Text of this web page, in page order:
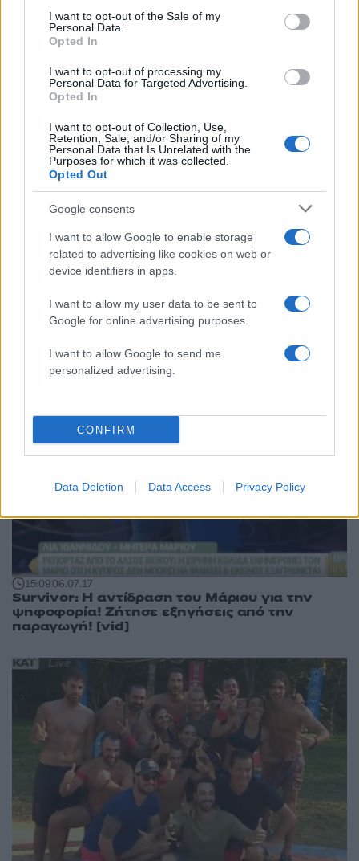
consent section.
I want to opt-out of the Sale of my
Personal Data.
Opted In
I want to opt-out of processing my
Personal Data for Targeted Advertising.
Opted In
I want to opt-out of Collection, Use,
Retention, Sale, and/or Sharing of my
Personal Data that Is Unrelated with the
Purposes for which it was collected.
Opted Out
Google consents
I want to allow Google to enable storage
related to advertising like cookies on web or
device identifiers in apps.
I want to allow my user data to be sent to
Google for online advertising purposes.
I want to allow Google to send me
personalized advertising.
CONFIRM
Data Deletion Data Access Privacy Policy
Survivor Αγγελόπουλος: “Είχα πει τον
Χανταμπάκη κωλοτούμπα. Μη λες ότι με
γουστάρεις και από πίσω…”
21:00 06.07.17
Survivor Τελικός: Απίστευτη “έκρηξη” της
Λουκά! Τα έσουρε σε Μπόμπα και
15:0906.07.17
Survivor: Η αντίδραση του Μάριου για την
ψηφοφορία! Ζήτησε εξηγήσεις από την
παραγωγή! [vid]